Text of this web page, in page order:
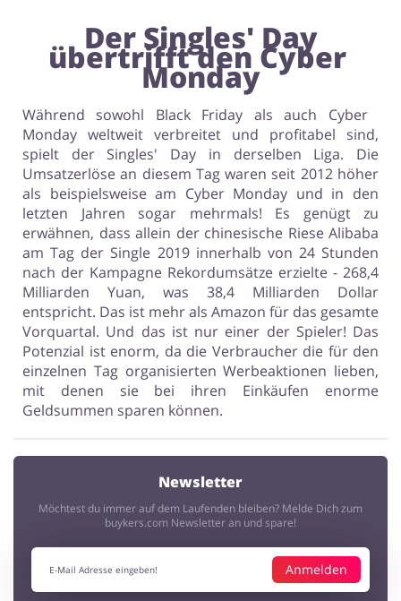
Der Singles' Day
übertrifft den Cyber ​​
Monday
Während sowohl Black Friday als auch Cyber ​​
Monday weltweit verbreitet und profitabel sind,
spielt der Singles' Day in derselben Liga. Die
Umsatzerlöse an diesem Tag waren seit 2012 höher
als beispielsweise am Cyber ​​Monday und in den
letzten Jahren sogar mehrmals! Es genügt zu
erwähnen, dass allein der chinesische Riese Alibaba
am Tag der Single 2019 innerhalb von 24 Stunden
nach der Kampagne Rekordumsätze erzielte - 268,4
Milliarden Yuan, was 38,4 Milliarden Dollar
entspricht. Das ist mehr als Amazon für das gesamte
Vorquartal. Und das ist nur einer der Spieler! Das
Potenzial ist enorm, da die Verbraucher die für den
einzelnen Tag organisierten Werbeaktionen lieben,
mit denen sie bei ihren Einkäufen enorme
Geldsummen sparen können.
Newsletter
Möchtest du immer auf dem Laufenden bleiben? Melde Dich zum
buykers.com Newsletter an und spare!
Anmelden